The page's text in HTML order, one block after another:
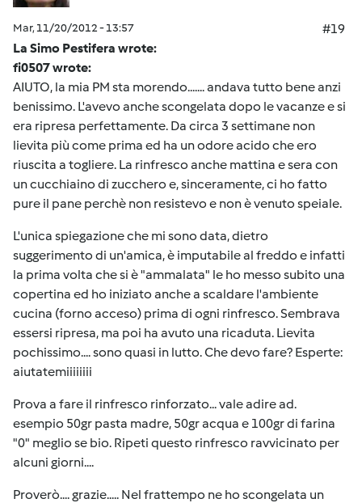
Mar, 11/20/2012 - 13:57
#19
La Simo Pestifera wrote:
fi0507 wrote:
AIUTO, la mia PM sta morendo....... andava tutto bene anzi
benissimo. L'avevo anche scongelata dopo le vacanze e si
era ripresa perfettamente. Da circa 3 settimane non
lievita più come prima ed ha un odore acido che ero
riuscita a togliere. La rinfresco anche mattina e sera con
un cucchiaino di zucchero e, sinceramente, ci ho fatto
pure il pane perchè non resistevo e non è venuto speiale.
L'unica spiegazione che mi sono data, dietro
suggerimento di un'amica, è imputabile al freddo e infatti
la prima volta che si è "ammalata" le ho messo subito una
copertina ed ho iniziato anche a scaldare l'ambiente
cucina (forno acceso) prima di ogni rinfresco. Sembrava
essersi ripresa, ma poi ha avuto una ricaduta. Lievita
pochissimo.... sono quasi in lutto. Che devo fare? Esperte:
aiutatemiiiiiiii
Prova a fare il rinfresco rinforzato... vale adire ad.
esempio 50gr pasta madre, 50gr acqua e 100gr di farina
"0" meglio se bio. Ripeti questo rinfresco ravvicinato per
alcuni giorni....
Proverò.... grazie..... Nel frattempo ne ho scongelata un